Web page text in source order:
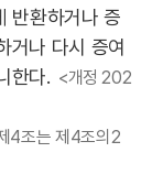
반환하거나 증
거나 다시 증여
한다. <개정 202
4조는 제4조의2